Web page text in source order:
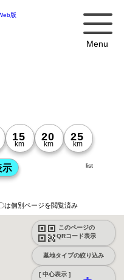
Menu
版
は個別ページを閲覧済み
このページの
QRコード表示
墓地タイプの絞り込み
[ 中心表示 ]
list